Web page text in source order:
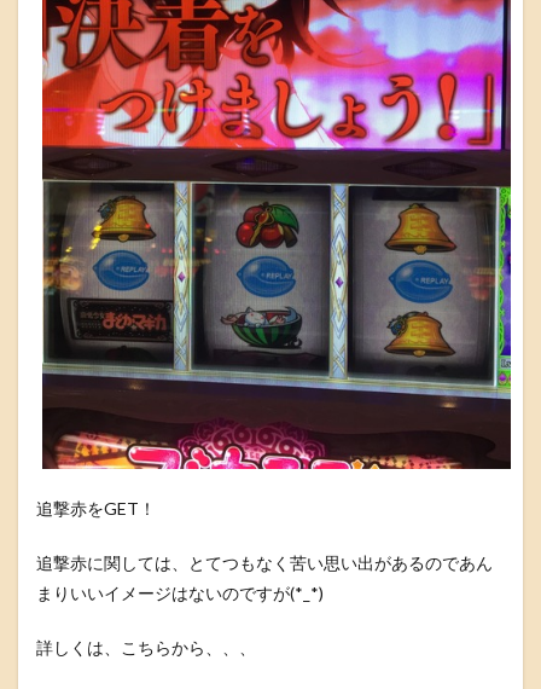
追撃赤をGET！
追撃赤に関しては、とてつもなく苦い思い出があるのであん
まりいいイメージはないのですが(*_*)
詳しくは、こちらから、、、